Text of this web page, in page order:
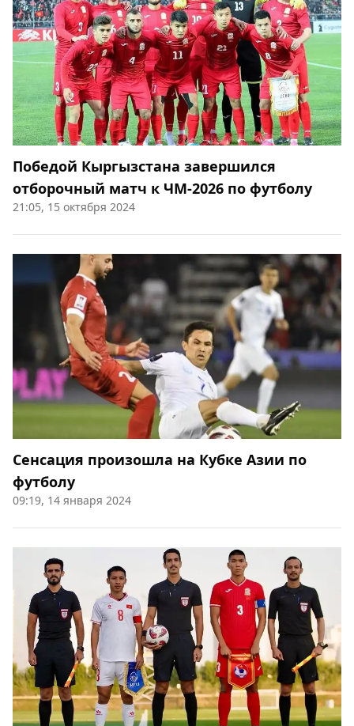
Победой Кыргызстана завершился
отборочный матч к ЧМ-2026 по футболу
21:05, 15 октября 2024
Сенсация произошла на Кубке Азии по
футболу
09:19, 14 января 2024